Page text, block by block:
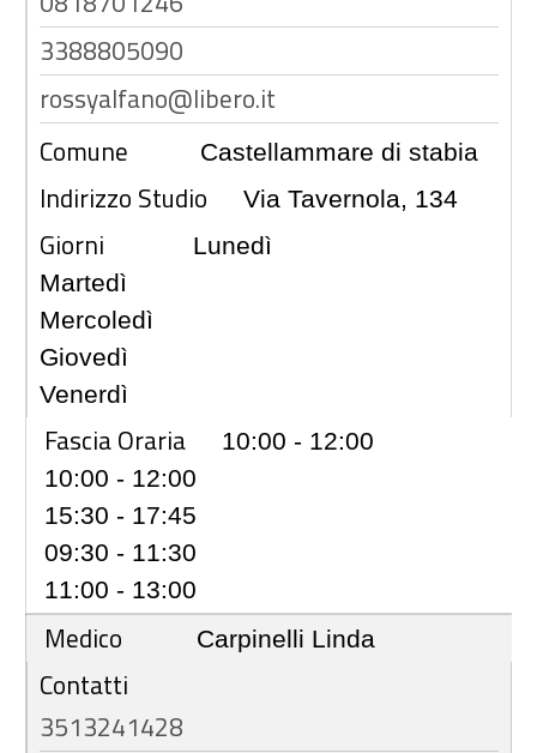
3388805090
rossyalfano@libero.it
Comune
Castellammare di stabia
Indirizzo Studio Via Tavernola, 134
Giorni
Lunedì
Martedì
Mercoledì
Giovedì
Venerdì
Fascia Oraria
10:00 - 12:00
10:00 - 12:00
15:30 - 17:45
09:30 - 11:30
11:00 - 13:00
Medico Carpinelli Linda
Contatti
3513241428